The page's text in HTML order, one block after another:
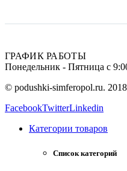
ГРАФИК РАБОТЫ
Понедельник - Пятница с
© podushki-simferopol.ru.
FacebookTwitterLinkedin
Категории товаров
Список категорий